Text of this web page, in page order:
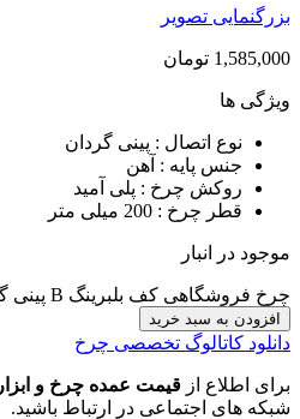
بزرگنمایی تصویر
1,585,000 تومان
ویژگی ها
نوع اتصال : پینی گردان
جنس پایه : آهن
روکش چرخ : پلی آمید
قطر چرخ : 200 میلی متر
موجود در انبار
چرخ فروشگاهی کف بلبرینگ B پینی گردان قطر 200 میلی متر عدد
افزودن به سبد خرید
دانلود کاتالوگ تخصصی چرخ
برای اطلاع از قیمت عمده چرخ و ابزار
شبکه های اجتماعی در ارتباط باشید.